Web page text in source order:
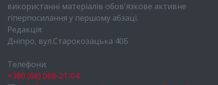
використанні матеріалів обов'язкове активне
гіперпосилання у першому абзаці.
Редакція:
Дніпро, вул.Старокозацька 40Б
Телефони:
+380 (66) 068-21-04